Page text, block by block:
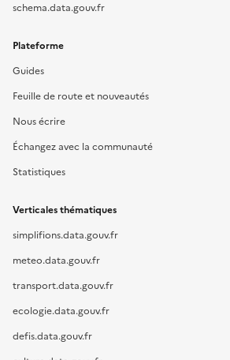
schema.data.gouv.fr
Plateforme
Guides
Feuille de route et nouveautés
Nous écrire
Échangez avec la communauté
Statistiques
Verticales thématiques
simplifions.data.gouv.fr
meteo.data.gouv.fr
transport.data.gouv.fr
ecologie.data.gouv.fr
defis.data.gouv.fr